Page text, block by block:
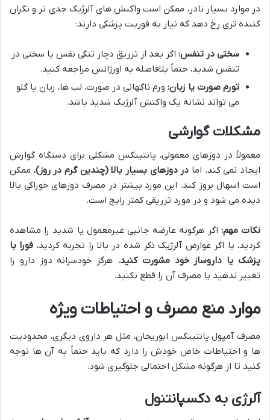
در موارد بسیار نادر، ممکن است واکنش های آلرژیک جدی تر و نگران
کننده تری رخ دهد که نیاز به فوریت پزشکی دارند:
سختی در تنفس: اگر بعد از تزریق دچار تنگی نفس یا سختی در
تنفس شدید، حتماً بلافاصله به اورژانس مراجعه کنید.
تورم صورت یا زبان: ورم ناگهانی در صورت، لب ها، زبان یا گلو
می تواند نشانه یک واکنش آلرژیک شدید باشد.
مشکلات گوارشی
معمولاً در دوزهای معمولی، پانتینکس مشکلی برای دستگاه گوارش
ایجاد نمی کند. اما در دوزهای بسیار بالا (چندین گرم در روز)، ممکن
است اسهال بروز کند. این مورد بیشتر در مصرف دوزهای خوراکی بالا
دیده می شود و در مورد تزریقی کمتر رایج است.
نکات مهم: اگر هرگونه عارضه جانبی غیرمعمول یا شدید را مشاهده
کردید، یا اگر عوارض آلرژیک ذکر شده در بالا را تجربه کردید، فورا با
پزشک یا داروساز خود مشورت کنید. هرگز خودسرانه دوز دارو را
تغییر ندهید یا مصرف آن را قطع نکنید.
موارد منع مصرف و احتیاطات ویژه
مصرف آمپول پانتینکس ابوریحان، مثل هر داروی دیگری، محدودیت
ها و احتیاطات خاص خودش را دارد که باید حتماً به آن ها توجه
کنید تا از هرگونه مشکل احتمالی جلوگیری شود.
آلرژی به دکسپانتنول